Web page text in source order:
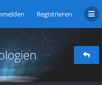
Registrieren